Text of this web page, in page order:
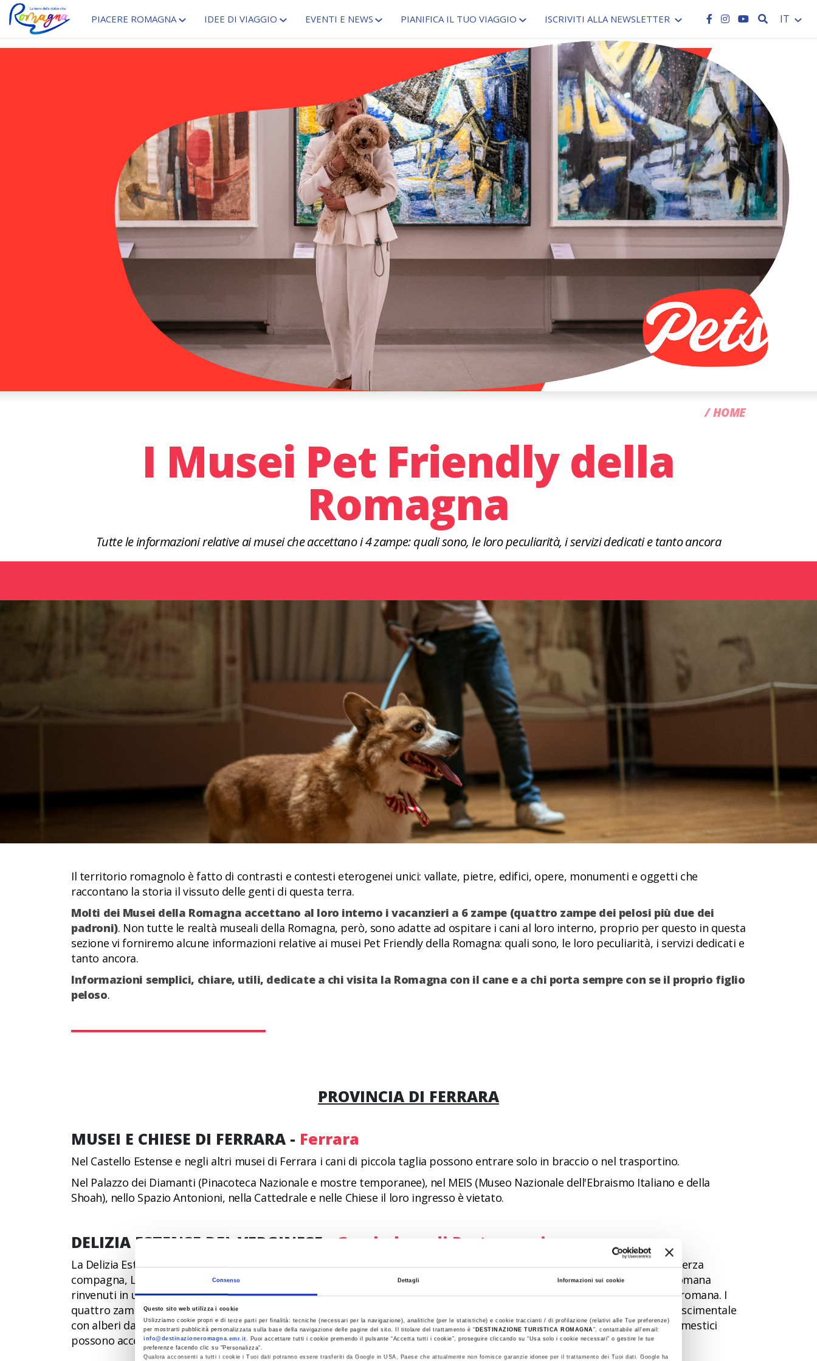
Consenso Dettagli Informazioni sui cookie
Questo sito web utilizza i cookie
Utilizziamo cookie propri e di terze parti per finalità: tecniche (necessari per la navigazione), analitiche (per le statistiche) e cookie traccianti / di profilazione (relativi alle Tue preferenze)
per mostrarti pubblicità personalizzata sulla base della navigazione delle pagine del sito. Il titolare del trattamento è “ DESTINAZIONE TURISTICA ROMAGNA ”, contattabile all'email:
info@destinazioneromagna.emr.it. Puoi accettare tutti i cookie premendo il pulsante “Accetta tutti i cookie”, proseguire cliccando su “Usa solo i cookie necessari" o gestire le tue
preferenze facendo clic su “Personalizza”.
Qualora acconsenti a tutti i cookie i Tuoi dati potranno essere trasferiti da Google in USA, Paese che attualmente non fornisce garanzie idonee per il trattamento dei Tuoi dati. Google ha
PIACERE ROMAGNA IDEE DI VIAGGIO EVENTI E NEWS PIANIFICA IL TUO VIAGGIO ISCRIVITI ALLA NEWSLETTER CERCA
IT
HOME
I Musei Pet Friendly della
Romagna
Tutte le informazioni relative ai musei che accettano i 4 zampe: quali sono, le loro peculiarità, i servizi dedicati e tanto ancora
Il territorio romagnolo è fatto di contrasti e contesti eterogenei unici: vallate, pietre, edifici, opere, monumenti e oggetti che
raccontano la storia il vissuto delle genti di questa terra.
Molti dei Musei della Romagna accettano al loro interno i vacanzieri a 6 zampe (quattro zampe dei pelosi più due dei
padroni). Non tutte le realtà museali della Romagna, però, sono adatte ad ospitare i cani al loro interno, proprio per questo in questa
sezione vi forniremo alcune informazioni relative ai musei Pet Friendly della Romagna: quali sono, le loro peculiarità, i servizi dedicati e
tanto ancora.
Informazioni semplici, chiare, utili, dedicate a chi visita la Romagna con il cane e a chi porta sempre con se il proprio figlio
peloso.
PROVINCIA DI FERRARA
MUSEI E CHIESE DI FERRARA - Ferrara
Nel Castello Estense e negli altri musei di Ferrara i cani di piccola taglia possono entrare solo in braccio o nel trasportino.
Nel Palazzo dei Diamanti (Pinacoteca Nazionale e mostre temporanee), nel MEIS (Museo Nazionale dell'Ebraismo Italiano e della
Shoah), nello Spazio Antonioni, nella Cattedrale e nelle Chiese il loro ingresso è vietato.
DELIZIA ESTENSE DEL VERGINESE - Gambulaga di Portomaggiore
La Delizia Estense del Verginese è un antico castello nella campagna ferrarese, regalato dal Duca Alfonso I d'Este alla sua terza
compagna, Laura Dianti. La Delizia ospita al suo interno il Museo archeologico “Sepolcreto dei Fadieni”: reperti di epoca romana
rinvenuti in una piccola necropoli vicina al castello, che raccontano la vita quotidiana, economica e sociale di una famiglia romana. I
quattro zampe sono i benvenuti; vengono accettati tutti i cani di tutte le taglie. Il palazzo è circondato da un giardino rinascimentale
con alberi da frutto, fiori e sentieri dove i quattro zampe possono fare delle passeggiate con i loro padroni. Gli animali domestici
possono accedere a tutti gli spazi museali; non ci sono limitazioni, all’ingresso è disponibile una ciotola con acqua.